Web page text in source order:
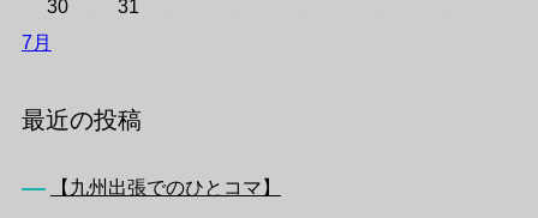
30
31
7月
最近の投稿
【九州出張でのひとコマ】